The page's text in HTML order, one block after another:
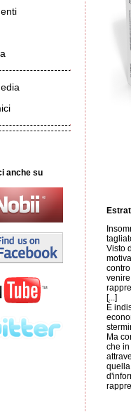
anche su
Visto
[...]
È
Ma
che